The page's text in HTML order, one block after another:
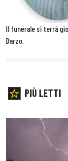
Il funerale si terrà
Darzo.
PIÙ LETTI